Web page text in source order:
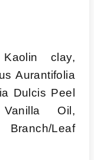
clay,
Aurantifolia
Dulcis Peel
Oil,
Branch/Leaf